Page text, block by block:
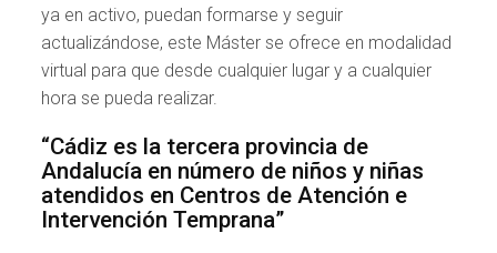
ya en activo, puedan formarse y seguir
actualizándose, este Máster se ofrece en modalidad
virtual para que desde cualquier lugar y a cualquier
hora se pueda realizar.
“Cádiz es la tercera provincia de
Andalucía en número de niños y niñas
atendidos en Centros de Atención e
Intervención Temprana”